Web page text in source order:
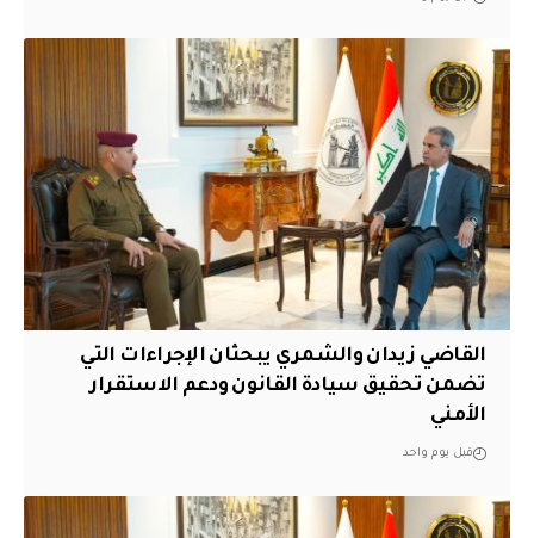
القاضي زيدان والشمري يبحثان الإجراءات التي
تضمن تحقيق سيادة القانون ودعم الاستقرار
الأمني
قبل يوم واحد